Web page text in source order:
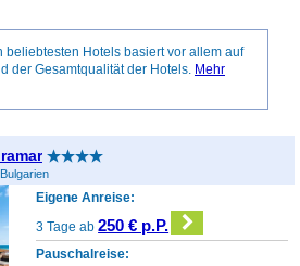
beliebtesten Hotels basiert vor allem auf
der Gesamtqualität der Hotels. Mehr
Eigene Anreise:
3 Tage ab250 € p.P.
Pauschalreise: